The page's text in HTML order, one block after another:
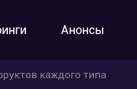
Анонсы
каждого типа